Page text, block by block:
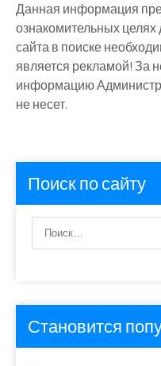
Данная информация
ознакомительных
сайта в поиске
является рекламой! За
информацию
не несет.
Поиск по сайту
Становится